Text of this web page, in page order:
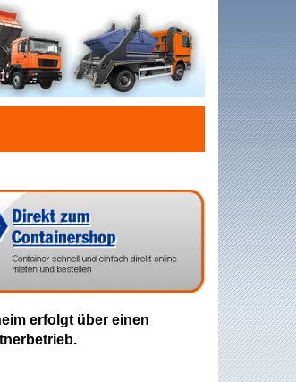
erfolgt über einen